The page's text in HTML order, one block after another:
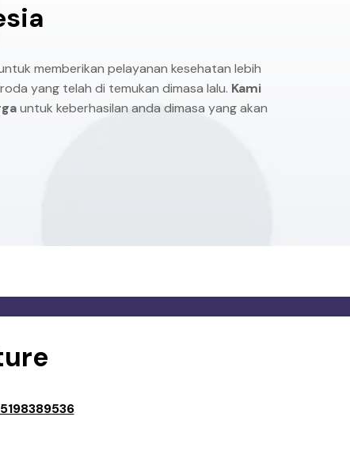
memberikan pelayanan kesehatan lebih
yang telah di temukan dimasa lalu. Kami
untuk keberhasilan anda dimasa yang akan